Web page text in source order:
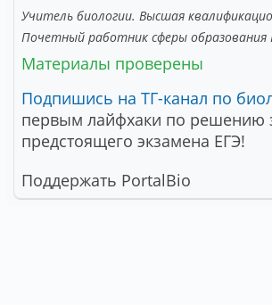
Учитель биологии. Высшая
Почетный работник сферы образования
Материалы проверены
Подпишись на ТГ-канал по
первым лайфхаки по решению
предстоящего экзамена ЕГЭ!
Поддержать PortalBio